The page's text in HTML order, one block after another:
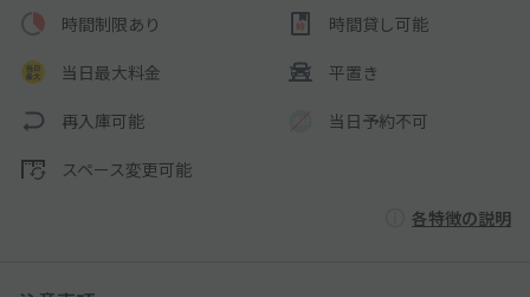
時間制限あり 時間貸し可能
当日最大料金 平置き
再入庫可能 当日予約不可
スペース変更可能
各特徴の説明